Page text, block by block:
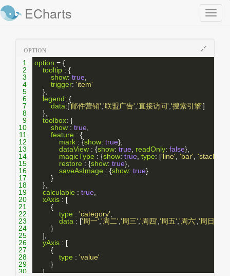
Toggle
ECharts
OPTION
1 option = {
2
tooltip : {
3
show: true
4
trigger: 'item'
5
    },
6
legend: {
7
data:['邮件营销' '联盟广告' '直接访问' '搜索引擎']
8
    },
9
toolbox: {
10
show : true
11
feature : {
12
mark : {show: true},
13
dataView : {show: true readOnly: false},
14
magicType : {show: true type: ['line' 'bar' 'stack'
15
restore : {show: true},
16
saveAsImage : {show: true}
17
        }
18
    },
19
calculable : true
20
xAxis : [
21
        {
22
type : 'category'
23
data : ['周一' '周二' '周三' '周四' '周五' '周六' '周日'
24
        }
25
    ],
26
yAxis : [
27
        {
28
type : 'value'
29
        }
30
    ],